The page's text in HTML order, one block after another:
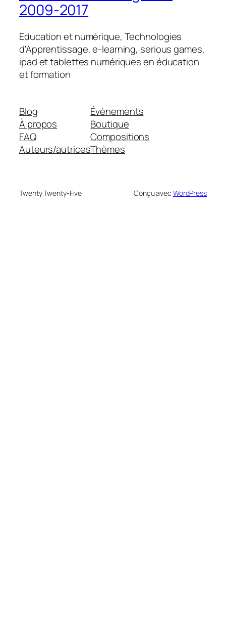
2009-2017
Education et numérique, Technologies
d'Apprentissage, e-learning, serious games,
ipad et tablettes numériques en éducation
et formation
Blog
À propos
FAQ
Auteurs/autrices
Évènements
Boutique
Compositions
Thèmes
Twenty Twenty-Five Conçu avec WordPress